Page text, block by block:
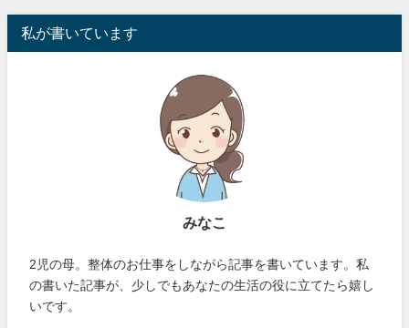
私が書いています
みなこ
2児の母。整体のお仕事をしながら記事を書いています。私
の書いた記事が、少しでもあなたの生活の役に立てたら嬉し
いです。